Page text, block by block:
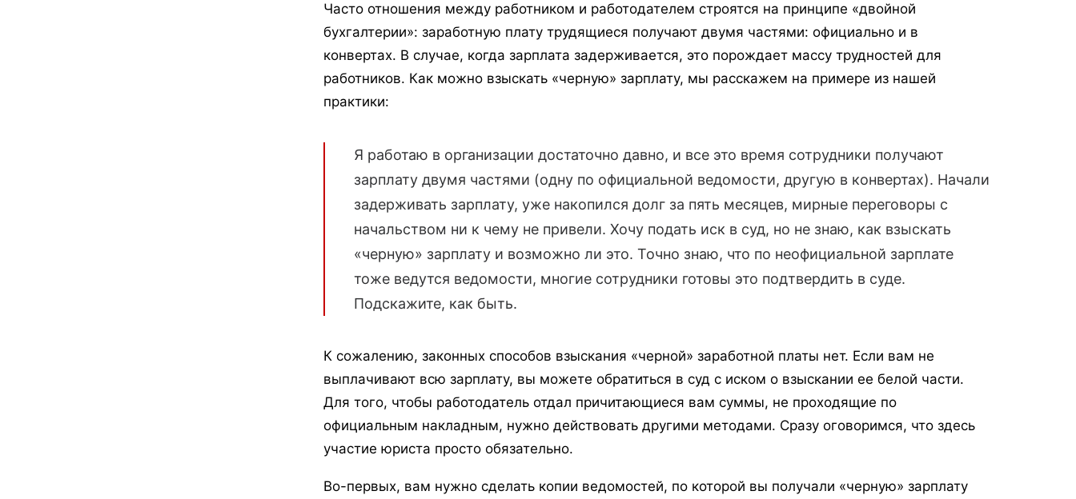
Часто отношения между работником и работодателем строятся на принципе «двойной
бухгалтерии»: заработную плату трудящиеся получают двумя частями: официально и в
конвертах. В случае, когда зарплата задерживается, это порождает массу трудностей для
работников. Как можно взыскать «черную» зарплату, мы расскажем на примере из нашей
практики:
Я работаю в организации достаточно давно, и все это время сотрудники получают
зарплату двумя частями (одну по официальной ведомости, другую в конвертах). Начали
задерживать зарплату, уже накопился долг за пять месяцев, мирные переговоры с
начальством ни к чему не привели. Хочу подать иск в суд, но не знаю, как взыскать
«черную» зарплату и возможно ли это. Точно знаю, что по неофициальной зарплате
тоже ведутся ведомости, многие сотрудники готовы это подтвердить в суде.
Подскажите, как быть.
К сожалению, законных способов взыскания «черной» заработной платы нет. Если вам не
выплачивают всю зарплату, вы можете обратиться в суд с иском о взыскании ее белой части.
Для того, чтобы работодатель отдал причитающиеся вам суммы, не проходящие по
официальным накладным, нужно действовать другими методами. Сразу оговоримся, что здесь
участие юриста просто обязательно.
Во-первых, вам нужно сделать копии ведомостей, по которой вы получали «черную» зарплату